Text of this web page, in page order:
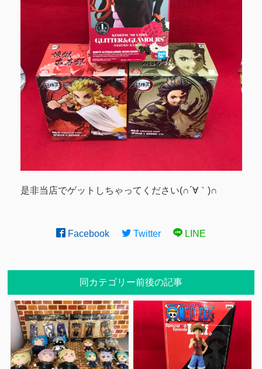
是非当店でゲットしちゃってください(∩´∀｀)∩
Facebook Twitter LINE
同カテゴリー前後の記事